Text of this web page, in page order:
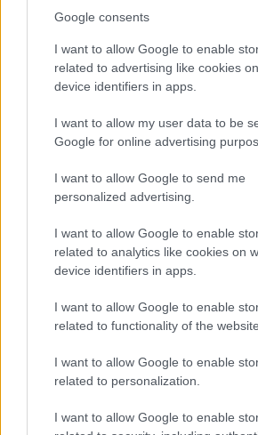
Google consents
I want to allow Google to enable
related to advertising like cookies
device identifiers in apps.
I want to allow my user data to be
Google for online advertising
I want to allow Google to send me
personalized advertising.
I want to allow Google to enable
related to analytics like cookies on
device identifiers in apps.
I want to allow Google to enable
related to functionality of the
I want to allow Google to enable
related to personalization.
I want to allow Google to enable
La FDA ha declarado que el CLA es
clasificándolo como Generalmente
Seguro (GRAS). Esta clasificación
prácticas dietéticas. Sin embargo,
seguir las recomendaciones de
Un consumo elevado puede
insulina o problemas hepáticos.
Antes de empezar a tomar
recomendable consultar con un
asesoramiento personalizado y
comprender los riesgos. Esto
suplementos cumplan con sus
CLA vs. Grasas trans
Es fundamental comprender las
ácido linoleico conjugado (CLA) y